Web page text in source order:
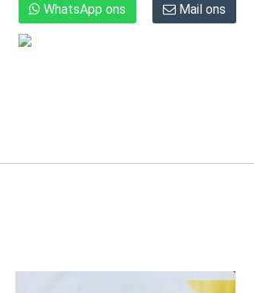
WhatsApp ons Mail ons